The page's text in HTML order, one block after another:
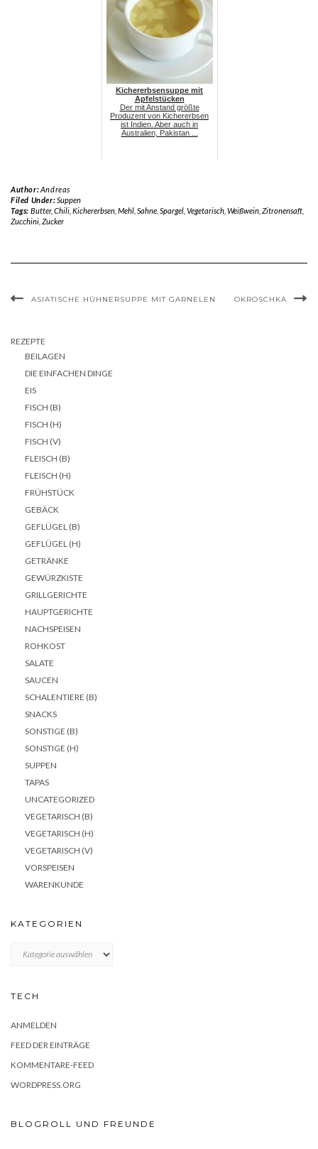
Kichererbsensuppe mit
Apfelstücken
Der mit Anstand größte
Produzent von Kichererbsen
ist Indien. Aber auch in
Australien, Pakistan ...
Author:Andreas
Filed Under:Suppen
Tags: Butter, Chili, Kichererbsen, Mehl, Sahne, Spargel, Vegetarisch, Weißwein, Zitronensaft,
Zucchini Zucker
ASIATISCHE HÜHNERSUPPE MIT GARNELEN OKROSCHKA
REZEPTE
BEILAGEN
DIE EINFACHEN DINGE
EIS
FISCH (B)
FISCH (H)
FISCH (V)
FLEISCH (B)
FLEISCH (H)
FRÜHSTÜCK
GEBÄCK
GEFLÜGEL (B)
GEFLÜGEL (H)
GETRÄNKE
GEWÜRZKISTE
GRILLGERICHTE
HAUPTGERICHTE
NACHSPEISEN
ROHKOST
SALATE
SAUCEN
SCHALENTIERE (B)
SNACKS
SONSTIGE (B)
SONSTIGE (H)
SUPPEN
TAPAS
UNCATEGORIZED
VEGETARISCH (B)
VEGETARISCH (H)
VEGETARISCH (V)
VORSPEISEN
WARENKUNDE
KATEGORIEN
TECH
ANMELDEN
FEED DER EINTRÄGE
KOMMENTARE-FEED
WORDPRESS.ORG
BLOGROLL UND FREUNDE